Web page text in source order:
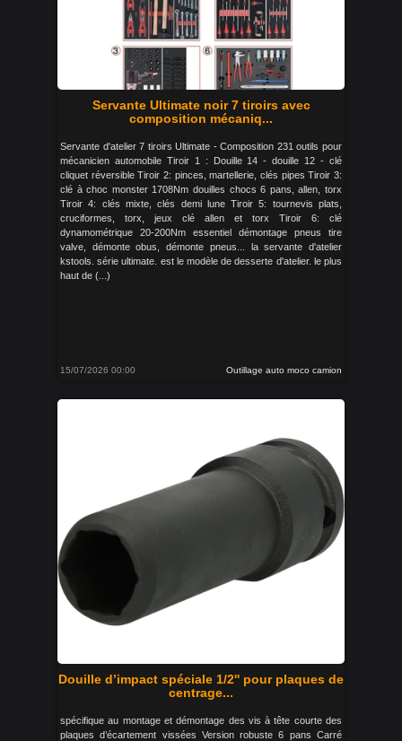
Servante Ultimate noir 7 tiroirs avec
composition mécaniq...
Servante d'atelier 7 tiroirs Ultimate - Composition 231 outils pour
mécanicien automobile Tiroir 1 : Douille 14 - douille 12 - clé
cliquet réversible Tiroir 2: pinces, martellerie, clés pipes Tiroir 3:
clé à choc monster 1708Nm douilles chocs 6 pans, allen, torx
Tiroir 4: clés mixte, clés demi lune Tiroir 5: tournevis plats,
cruciformes, torx, jeux clé allen et torx Tiroir 6: clé
dynamométrique 20-200Nm essentiel démontage pneus tire
valve, démonte obus, démonte pneus... la servante d'atelier
kstools. série ultimate. est le modèle de desserte d'atelier. le plus
haut de (...)
15/07/2026 00:00 Outillage auto moco camion
Douille d’impact spéciale 1/2'' pour plaques de
centrage...
spécifique au montage et démontage des vis à tête courte des
plaques d’écartement vissées Version robuste 6 pans Carré